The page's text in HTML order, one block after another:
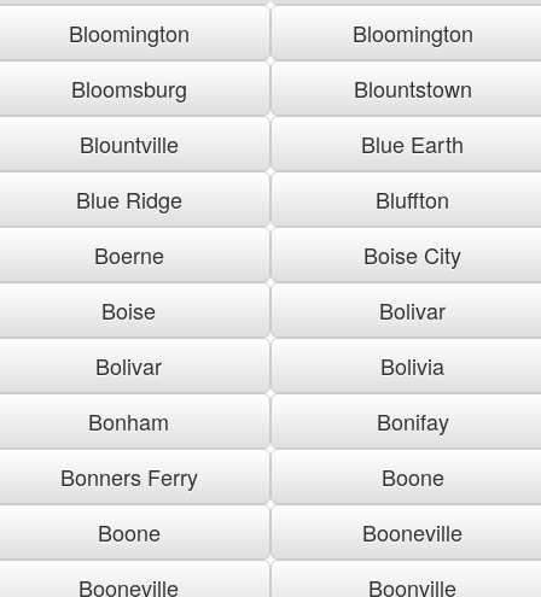
Bloomington
Bloomington
Bloomsburg
Blountstown
Blountville
Blue Earth
Blue Ridge
Bluffton
Boerne
Boise City
Boise
Bolivar
Bolivar
Bolivia
Bonham
Bonifay
Bonners Ferry
Boone
Boone
Booneville
Booneville
Boonville